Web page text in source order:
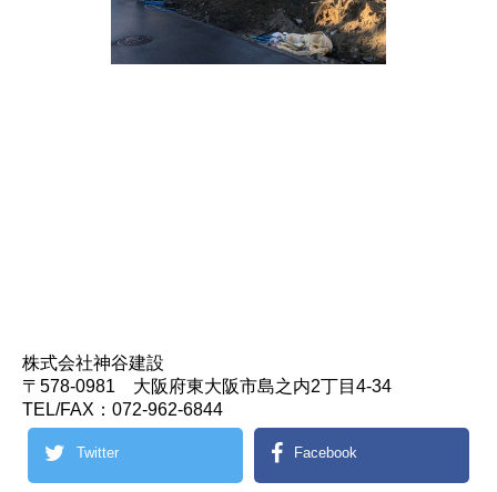
株式会社神谷建設
〒578-0981 大阪府東大阪市島之内2丁目4-34
TEL/FAX：072-962-6844
Twitter Facebook